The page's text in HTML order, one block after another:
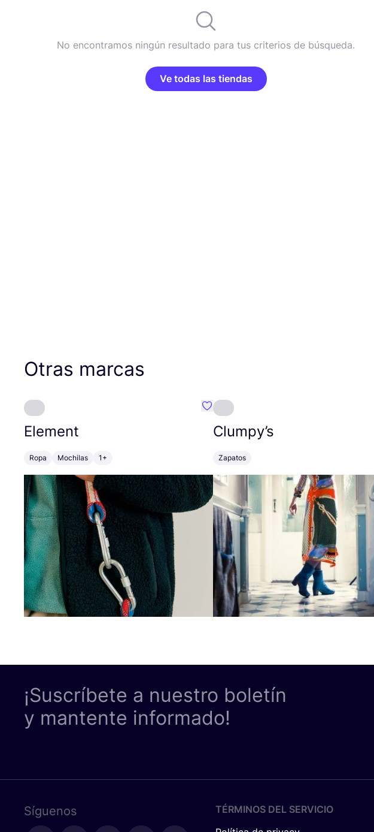
No encontramos ningún resultado para tus criterios de búsqueda.
Ve todas las tiendas
Otras marcas
Element
Ropa Mochilas 1+
Favoritos {nombre}
Clumpy’s
Zapatos
¡Suscríbete a nuestro boletín
y mantente informado!
Síguenos
TÉRMINOS DEL SERVICIO